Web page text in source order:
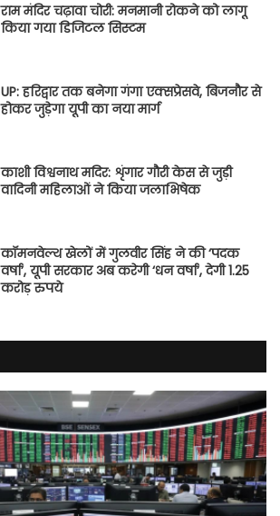
राम मंदिर चढ़ावा चोरी: मनमानी रोकने को लागू
किया गया डिजिटल सिस्टम
UP: हरिद्वार तक बनेगा गंगा एक्सप्रेसवे, बिजनौर से
होकर जुड़ेगा यूपी का नया मार्ग
काशी विश्वनाथ मदिर: शृंगार गौरी केस से जुड़ी
वादिनी महिलाओं ने किया जलाभिषेक
कॉमनवेल्थ खेलों में गुलवीर सिंह ने की ‘पदक
वर्षा’, यूपी सरकार अब करेगी ‘धन वर्षा’, देगी 1.25
करोड़ रुपये